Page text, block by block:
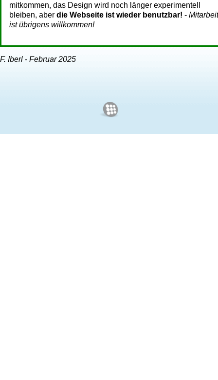
mitkommen, das Design wird noch länger experimentell
bleiben, aber die Webseite ist wieder benutzbar! - Mitarbeit
ist übrigens willkommen!
F. Iberl - Februar 2025